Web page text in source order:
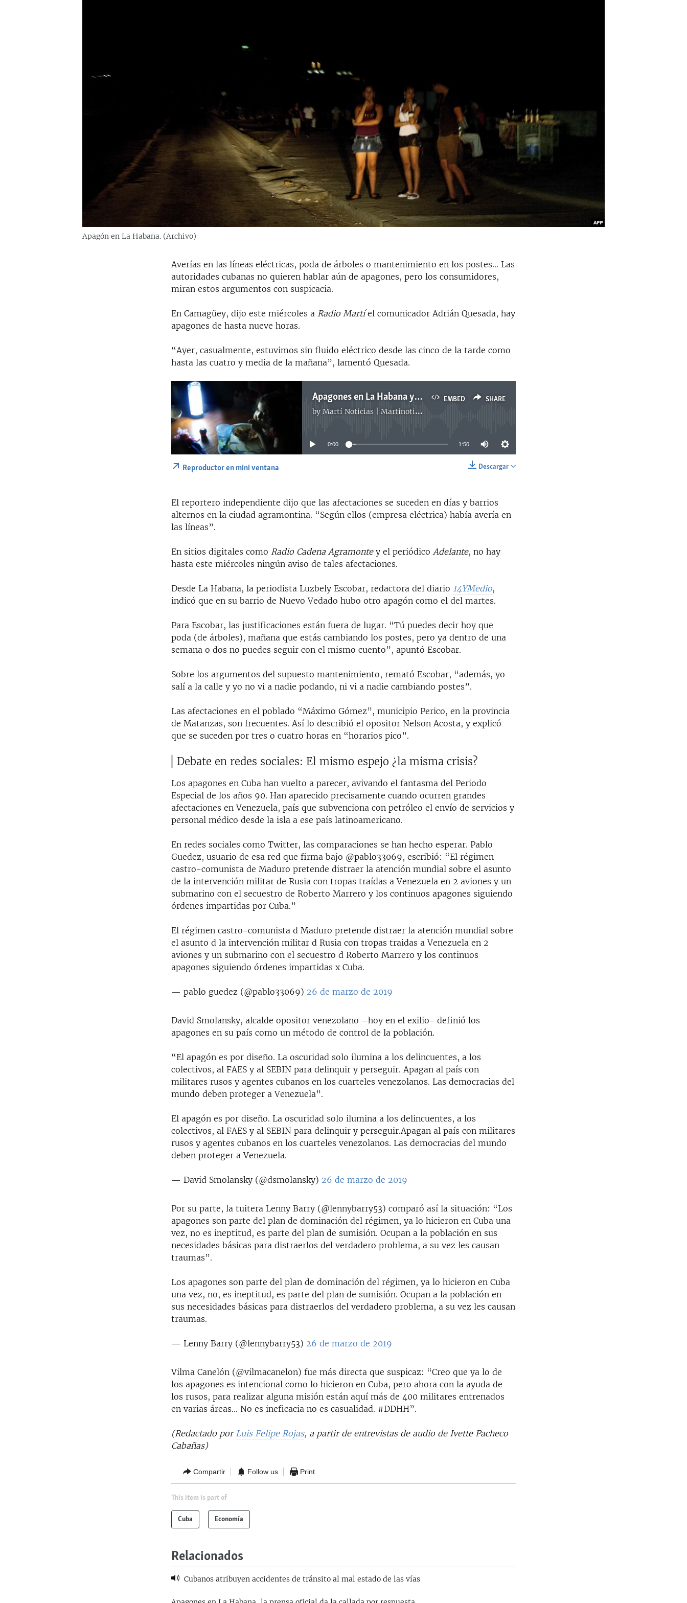
LA INVASIÓN DE RUSIA A UCRANIA
Apagón en La Habana. (Archivo)
Averías en las líneas eléctricas, poda de árboles o mantenimiento en los postes... Las
autoridades cubanas no quieren hablar aún de apagones, pero los consumidores,
miran estos argumentos con suspicacia.
En Camagüey, dijo este miércoles a Radio Martíel comunicador Adrián Quesada, hay
apagones de hasta nueve horas.
“Ayer, casualmente, estuvimos sin fluido eléctrico desde las cinco de la tarde como
hasta las cuatro y media de la mañana”, lamentó Quesada.
EMBED SHARE
Apagones en La Habana y el interior de Cuba
byMartí Noticias | Martinoticias.com
No media source currently available
0:00 1:50
Descargar
Reproductor en mini ventana
El reportero independiente dijo que las afectaciones se suceden en días y barrios
alternos en la ciudad agramontina. “Según ellos (empresa eléctrica) había avería en
las líneas”.
En sitios digitales como Radio Cadena Agramontey el periódicoAdelante, no hay
hasta este miércoles ningún aviso de tales afectaciones.
Desde La Habana, la periodista Luzbely Escobar, redactora del diario 14YMedio,
indicó que en su barrio de Nuevo Vedado hubo otro apagón como el del martes.
Para Escobar, las justificaciones están fuera de lugar. “Tú puedes decir hoy que
poda (de árboles), mañana que estás cambiando los postes, pero ya dentro de una
semana o dos no puedes seguir con el mismo cuento”, apuntó Escobar.
Sobre los argumentos del supuesto mantenimiento, remató Escobar, “además, yo
salí a la calle y yo no vi a nadie podando, ni vi a nadie cambiando postes”.
Las afectaciones en el poblado “Máximo Gómez”, municipio Perico, en la provincia
de Matanzas, son frecuentes. Así lo describió el opositor Nelson Acosta, y explicó
que se suceden por tres o cuatro horas en “horarios pico”.
Debate en redes sociales: El mismo espejo ¿la misma crisis?
Los apagones en Cuba han vuelto a parecer, avivando el fantasma del Periodo
Especial de los años 90. Han aparecido precisamente cuando ocurren grandes
afectaciones en Venezuela, país que subvenciona con petróleo el envío de servicios y
personal médico desde la isla a ese país latinoamericano.
En redes sociales como Twitter, las comparaciones se han hecho esperar. Pablo
Guedez, usuario de esa red que firma bajo @pablo33069, escribió: “El régimen
castro-comunista de Maduro pretende distraer la atención mundial sobre el asunto
de la intervención militar de Rusia con tropas traídas a Venezuela en 2 aviones y un
submarino con el secuestro de Roberto Marrero y los continuos apagones siguiendo
órdenes impartidas por Cuba.”
El régimen castro-comunista d Maduro pretende distraer la atención mundial sobre
el asunto d la intervención militar d Rusia con tropas traidas a Venezuela en 2
aviones y un submarino con el secuestro d Roberto Marrero y los continuos
apagones siguiendo órdenes impartidas x Cuba.
— pablo guedez (@pablo33069) 26 de marzo de 2019
David Smolansky, alcalde opositor venezolano –hoy en el exilio- definió los
apagones en su país como un método de control de la población.
“El apagón es por diseño. La oscuridad solo ilumina a los delincuentes, a los
colectivos, al FAES y al SEBIN para delinquir y perseguir. Apagan al país con
militares rusos y agentes cubanos en los cuarteles venezolanos. Las democracias del
mundo deben proteger a Venezuela”.
El apagón es por diseño. La oscuridad solo ilumina a los delincuentes, a los
colectivos, al FAES y al SEBIN para delinquir y perseguir.Apagan al país con militares
rusos y agentes cubanos en los cuarteles venezolanos. Las democracias del mundo
deben proteger a Venezuela.
— David Smolansky (@dsmolansky) 26 de marzo de 2019
Por su parte, la tuitera Lenny Barry (@lennybarry53) comparó así la situación: “Los
apagones son parte del plan de dominación del régimen, ya lo hicieron en Cuba una
vez, no es ineptitud, es parte del plan de sumisión. Ocupan a la población en sus
necesidades básicas para distraerlos del verdadero problema, a su vez les causan
traumas”.
Los apagones son parte del plan de dominación del régimen, ya lo hicieron en Cuba
una vez, no, es ineptitud, es parte del plan de sumisión. Ocupan a la población en
sus necesidades básicas para distraerlos del verdadero problema, a su vez les causan
traumas.
— Lenny Barry (@lennybarry53) 26 de marzo de 2019
Vilma Canelón (@vilmacanelon) fue más directa que suspicaz: “Creo que ya lo de
los apagones es intencional como lo hicieron en Cuba, pero ahora con la ayuda de
los rusos, para realizar alguna misión están aquí más de 400 militares entrenados
en varias áreas... No es ineficacia no es casualidad. #DDHH”.
(Redactado por Luis Felipe Rojas, a partir de entrevistas de audio de Ivette Pacheco
Cabañas)
Compartir Follow us Print
This item is part of
Cuba Economía
Relacionados
Cubanos atribuyen accidentes de tránsito al mal estado de las vías